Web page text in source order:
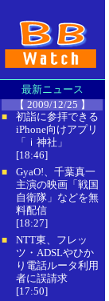
最新ニュース
【 2009/12/25 】
■
初詣に参拝できる
iPhone向けアプリ
「ｉ神社」
[18:46]
■
GyaO!、千葉真一
主演の映画「戦国
自衛隊」などを無
料配信
[18:27]
■
NTT東、フレッ
ツ・ADSLやひか
り電話ルータ利用
者に誤請求
[17:50]